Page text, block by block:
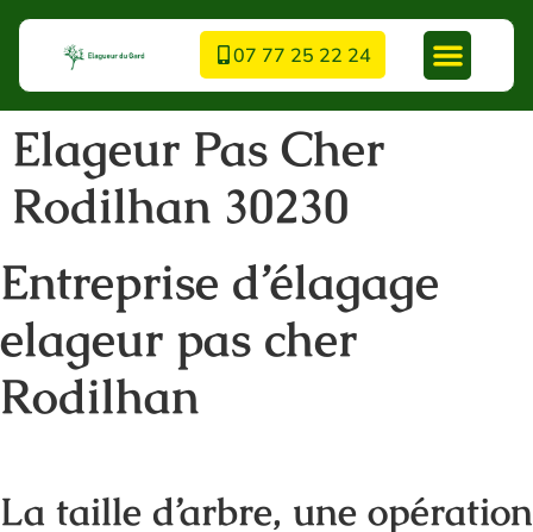
07 77 25 22 24
Elageur Pas Cher
Rodilhan 30230
Entreprise d’élagage
elageur pas cher
Rodilhan
La taille d’arbre, une opération